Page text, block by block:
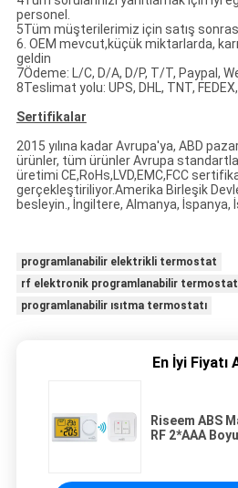
personel.
5Tüm müşterilerimiz için satış
6. OEM mevcut,küçük miktarlarda,
geldin
7Ödeme: L/C, D/A, D/P, T/T, Paypal,
8Teslimat yolu: UPS, DHL, TNT,
Sertifikalar
2015 yılına kadar Avrupa'ya, ABD
ürünler, tüm ürünler Avrupa
üretimi CE,RoHs,LVD,EMC,FCC
gerçekleştiriliyor.Amerika Birleşik
besleyin., İngiltere, Almanya, İspanya,
programlanabilir elektrikli termostat
rf elektronik programlanabilir termostat
programlanabilir ısıtma termostatı
En İyi Fiyatı
Riseem ABS
RF 2*AAA